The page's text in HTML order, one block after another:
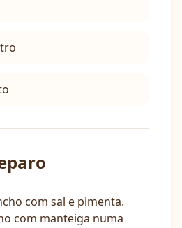
com sal e pimenta.
com manteiga numa